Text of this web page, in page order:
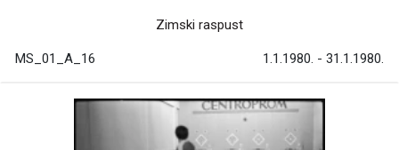
Zimski raspust
MS_01_A_16 1.1.1980. - 31.1.1980.